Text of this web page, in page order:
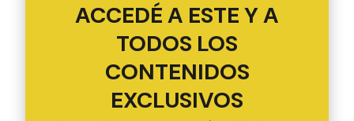
ACCEDÉ A ESTE Y A
TODOS LOS
CONTENIDOS
EXCLUSIVOS